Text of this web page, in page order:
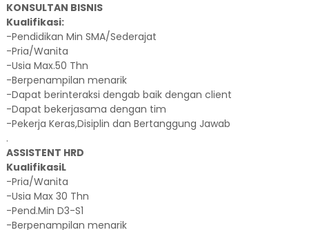
KONSULTAN BISNIS
Kualifikasi:
-Pendidikan Min SMA/Sederajat
-Pria/Wanita
-Usia Max.50 Thn
-Berpenampilan menarik
-Dapat berinteraksi dengab baik dengan client
-Dapat bekerjasama dengan tim
-Pekerja Keras,Disiplin dan Bertanggung Jawab
.
ASSISTENT HRD
KualifikasiL
-Pria/Wanita
-Usia Max 30 Thn
-Pend.Min D3-S1
-Berpenampilan menarik